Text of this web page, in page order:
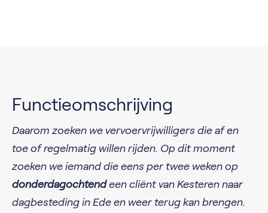
Functieomschrijving
Daarom zoeken we vervoervrijwilligers die af en
toe of regelmatig willen rijden. Op dit moment
zoeken we iemand die eens per twee weken op
donderdagochtendeen cliënt van Kesteren naar
dagbesteding in Ede en weer terug kan brengen.